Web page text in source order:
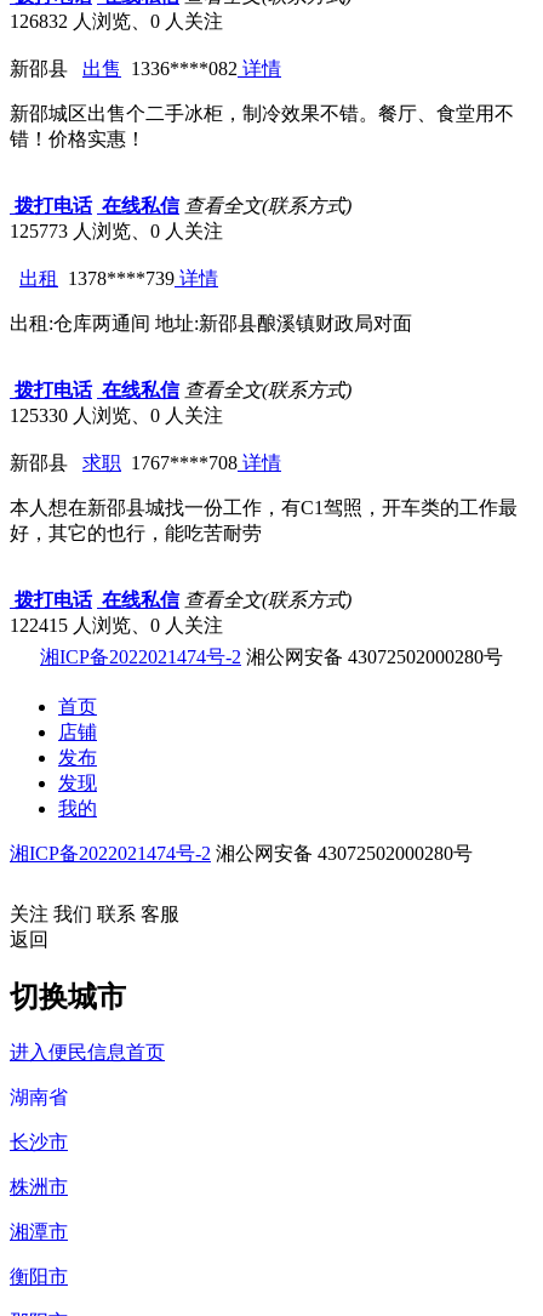
126832 人浏览、0 人关注
新邵县 出售 1336****082 详情
新邵城区出售个二手冰柜，制冷效果不错。餐厅、食堂用不
错！价格实惠！
拨打电话 在线私信 查看全文(联系方式)
125773 人浏览、0 人关注
出租 1378****739 详情
出租:仓库两通间 地址:新邵县酿溪镇财政局对面
拨打电话 在线私信 查看全文(联系方式)
125330 人浏览、0 人关注
新邵县 求职 1767****708 详情
本人想在新邵县城找一份工作，有C1驾照，开车类的工作最
好，其它的也行，能吃苦耐劳
拨打电话 在线私信 查看全文(联系方式)
122415 人浏览、0 人关注
湘ICP备2022021474号-2 湘公网安备 43072502000280号
首页
店铺
发布
发现
我的
湘ICP备2022021474号-2 湘公网安备 43072502000280号
关注 我们 联系 客服
返回
切换城市
进入便民信息首页
湖南省
长沙市
株洲市
湘潭市
衡阳市